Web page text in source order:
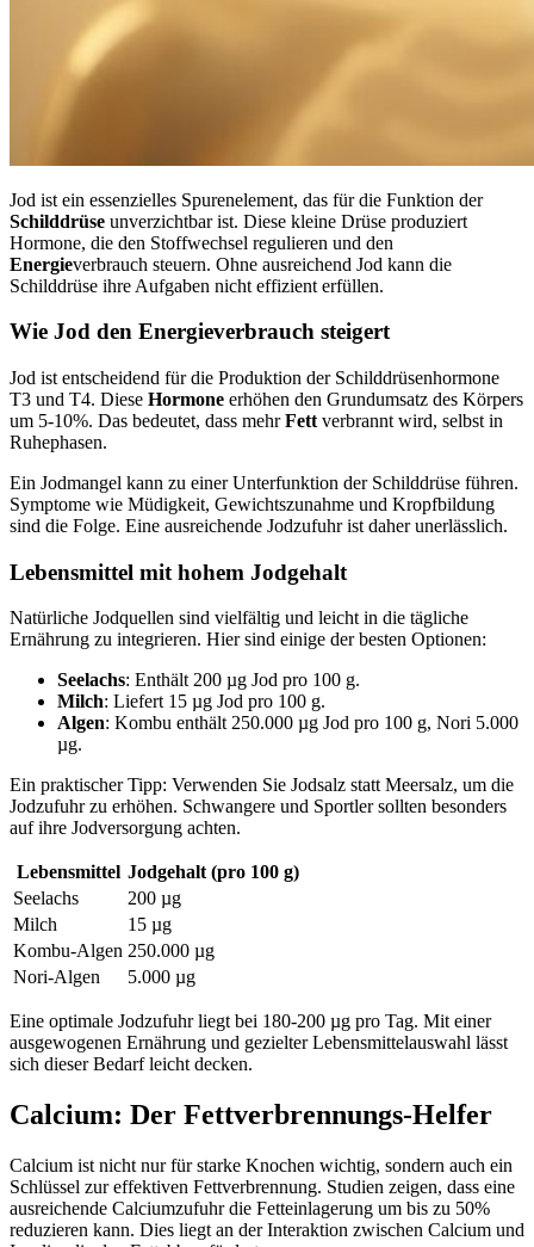
Jod ist ein essenzielles Spurenelement, das für die Funktion der
Schilddrüse unverzichtbar ist. Diese kleine Drüse produziert
Hormone, die den Stoffwechsel regulieren und den
Energieverbrauch steuern. Ohne ausreichend Jod kann die
Schilddrüse ihre Aufgaben nicht effizient erfüllen.
Wie Jod den Energieverbrauch steigert
Jod ist entscheidend für die Produktion der Schilddrüsenhormone
T3 und T4. Diese Hormone erhöhen den Grundumsatz des Körpers
um 5-10%. Das bedeutet, dass mehrFett verbrannt wird, selbst in
Ruhephasen.
Ein Jodmangel kann zu einer Unterfunktion der Schilddrüse führen.
Symptome wie Müdigkeit, Gewichtszunahme und Kropfbildung
sind die Folge. Eine ausreichende Jodzufuhr ist daher unerlässlich.
Lebensmittel mit hohem Jodgehalt
Natürliche Jodquellen sind vielfältig und leicht in die tägliche
Ernährung zu integrieren. Hier sind einige der besten Optionen:
Seelachs: Enthält 200 µg Jod pro 100 g.
Milch: Liefert 15 µg Jod pro 100 g.
Algen: Kombu enthält 250.000 µg Jod pro 100 g, Nori 5.000
µg.
Ein praktischer Tipp: Verwenden Sie Jodsalz statt Meersalz, um die
Jodzufuhr zu erhöhen. Schwangere und Sportler sollten besonders
auf ihre Jodversorgung achten.
Lebensmittel Jodgehalt (pro 100 g)
Seelachs
200 µg
Milch
15 µg
Kombu-Algen 250.000 µg
Nori-Algen
5.000 µg
Eine optimale Jodzufuhr liegt bei 180-200 µg pro Tag. Mit einer
ausgewogenen Ernährung und gezielter Lebensmittelauswahl lässt
sich dieser Bedarf leicht decken.
Calcium: Der Fettverbrennungs-Helfer
Calcium ist nicht nur für starke Knochen wichtig, sondern auch ein
Schlüssel zur effektiven Fettverbrennung. Studien zeigen, dass eine
ausreichende Calciumzufuhr die Fetteinlagerung um bis zu 50%
reduzieren kann. Dies liegt an der Interaktion zwischen Calcium und